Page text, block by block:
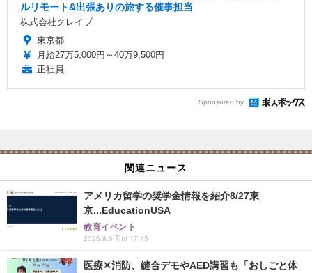
ルリモート&出張ありの旅する催事担当
株式会社クレイブ
東京都
月給27万5,000円～40万9,500円
正社員
Sponsored by
関連ニュース
アメリカ留学の奨学金情報を紹介8/27東
京...EducationUSA
教育イベント
2026.8.6 Thu 17:15
医療✕消防、縫合デモやAED講習も「おしごと体